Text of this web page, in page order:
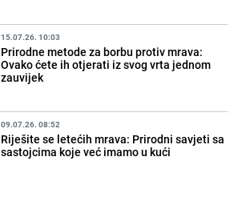
15.07.26. 10:03
Prirodne metode za borbu protiv mrava:
Ovako ćete ih otjerati iz svog vrta jednom
zauvijek
09.07.26. 08:52
Riješite se letećih mrava: Prirodni savjeti sa
sastojcima koje već imamo u kući